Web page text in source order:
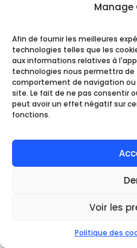
Manage
Afin de fournir les meilleures
technologies telles que les
aux informations relatives à
technologies nous permettra
comportement de navigation
site. Le fait de ne pas consentir
peut avoir un effet négatif sur
fonctions.
Voir les
Politique des
Leistungsanforderungen
Wenn der Anbieter mit Ihnen
Teilnahme- oder Routing-
Abschnitt III beschriebenen
Vertragsbedingungen
Einhaltung dieser
Kriterien nicht einhalten,
vor, den Teilnehmer von der
5 - Verbindlichkeit des
Der Vertrag zwischen Ihnen
EUR